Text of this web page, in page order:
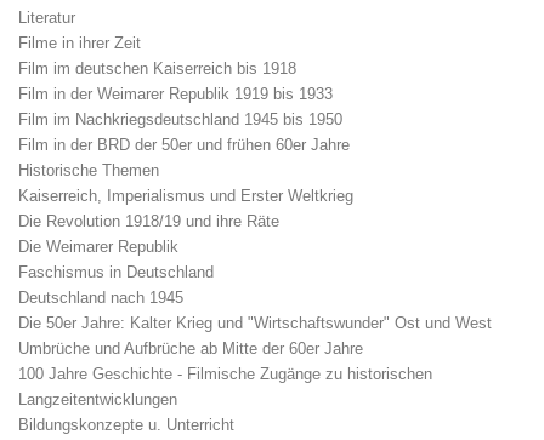
Literatur
Filme in ihrer Zeit
Film im deutschen Kaiserreich bis 1918
Film in der Weimarer Republik 1919 bis 1933
Film im Nachkriegsdeutschland 1945 bis 1950
Film in der BRD der 50er und frühen 60er Jahre
Historische Themen
Kaiserreich, Imperialismus und Erster Weltkrieg
Die Revolution 1918/19 und ihre Räte
Die Weimarer Republik
Faschismus in Deutschland
Deutschland nach 1945
Die 50er Jahre: Kalter Krieg und "Wirtschaftswunder" Ost und West
Umbrüche und Aufbrüche ab Mitte der 60er Jahre
100 Jahre Geschichte - Filmische Zugänge zu historischen
Langzeitentwicklungen
Bildungskonzepte u. Unterricht